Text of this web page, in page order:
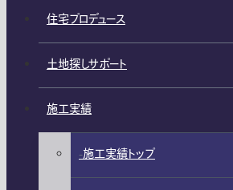
住宅プロデュース
土地探しサポート
施工実績
施工実績トップ